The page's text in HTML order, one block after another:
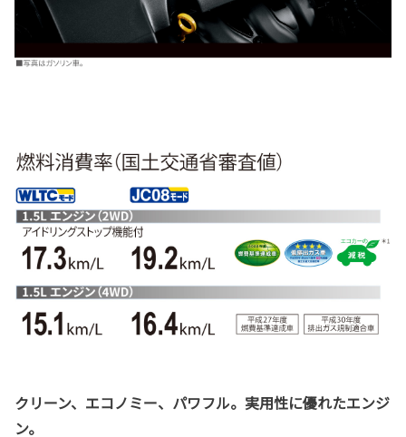
クリーン、エコノミー、パワフル。実用性に優れたエンジ
ン。